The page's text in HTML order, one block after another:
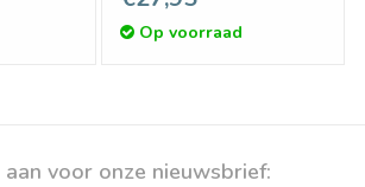
2xAAA
Op voorraad
voor onze nieuwsbrief: